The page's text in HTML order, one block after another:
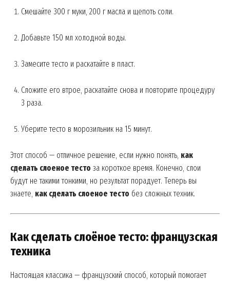
Смешайте 300 г муки, 200 г масла и щепоть соли.
Добавьте 150 мл холодной воды.
Замесите тесто и раскатайте в пласт.
Сложите его втрое, раскатайте снова и повторите процедуру
3 раза.
Уберите тесто в морозильник на 15 минут.
Этот способ — отличное решение, если нужно понять, как
сделать слоеное тесто за короткое время. Конечно, слои
будут не такими тонкими, но результат порадует. Теперь вы
знаете, как сделать слоеное тесто без сложных техник.
Как сделать слоёное тесто: французская
техника
Настоящая классика — французский способ, который помогает